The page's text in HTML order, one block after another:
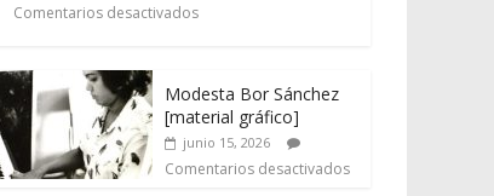
Comentarios desactivados
Modesta Bor Sánchez
[material gráfico]
junio 15, 2026
Comentarios desactivados